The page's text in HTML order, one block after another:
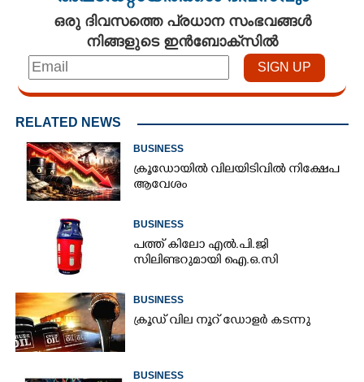
ഒരു ദിവസത്തെ പ്രധാന സംഭവങ്ങൾ
നിങ്ങളുടെ ഇൻബോക്സിൽ
RELATED NEWS
BUSINESS
ക്രൂഡോയിൽ വിലയിടിവിൽ നിക്ഷേപ
ആവേശം
BUSINESS
പത്ത് കിലോ എൽ.പി.ജി
സിലിണ്ടറുമായി ഐ.ഒ.സി
BUSINESS
ക്രൂഡ് വില നൂറ് ഡോളർ കടന്നു
BUSINESS